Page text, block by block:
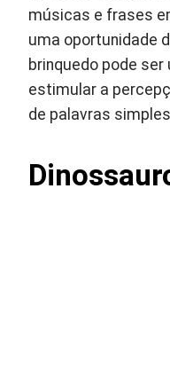
músicas e frases
uma oportunidade
brinquedo pode
estimular a
de palavras